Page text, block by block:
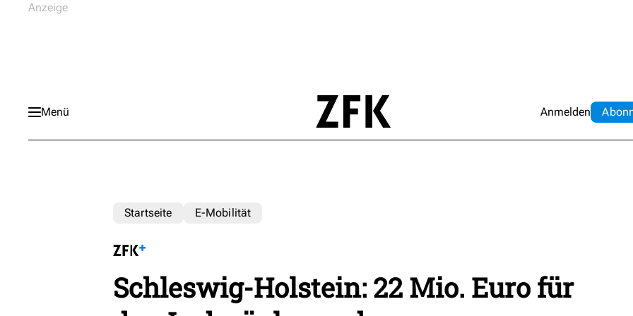
Menü Anmelden Abo
Startseite E-Mobilität
Schleswig-Holstein: 22 Mio. Euro für